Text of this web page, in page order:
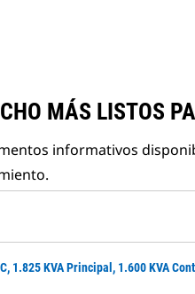
MÁS LISTOS
informativos
1.825 KVA Principal, 1.600 KVA